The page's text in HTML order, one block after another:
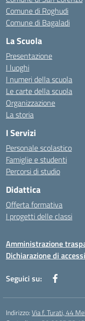
Comune di Roghudi
Comune di Bagaladi
La Scuola
Presentazione
I luoghi
I numeri della scuola
Le carte della scuola
Organizzazione
La storia
I Servizi
Personale scolastico
Famiglie e studenti
Percorsi di studio
Didattica
Offerta formativa
I progetti delle classi
Amministrazione
Dichiarazione di
Seguici su:
Indirizzo:Via f. Turati, 44